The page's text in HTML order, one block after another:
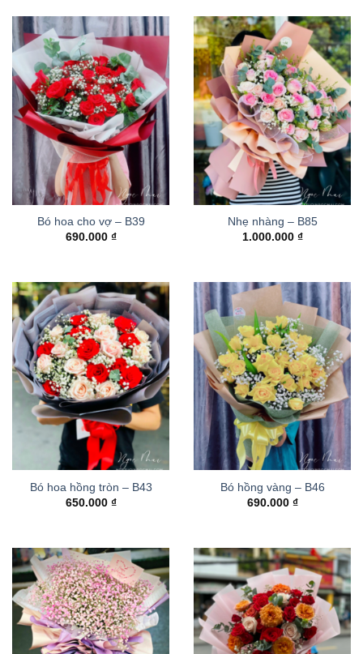
Bó hoa cho vợ – B39
690.000 ₫
Nhẹ nhàng – B85
1.000.000 ₫
Bó hoa hồng tròn – B43
650.000 ₫
Bó hồng vàng – B46
690.000 ₫